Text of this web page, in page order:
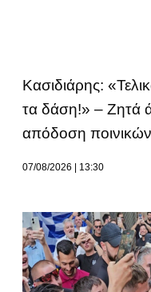
Κασιδιάρης:
τα δάση!» – Ζητά
απόδοση ποινικών
07/08/2026 13:30